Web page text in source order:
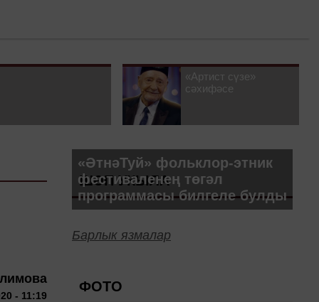
«Артист сүзе»
сәхифәсе
- 11:19
ШӘП УКЫЛА
«ӘтнәТуй» фольклор-этник
фестиваленең төгәл
программасы билгеле булды
Барлык язмалар
ФОТО